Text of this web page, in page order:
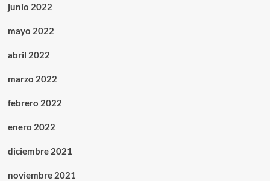
junio 2022
mayo 2022
abril 2022
marzo 2022
febrero 2022
enero 2022
diciembre 2021
noviembre 2021